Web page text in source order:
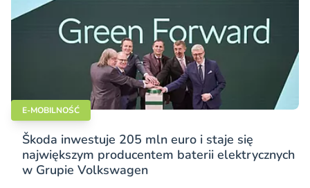
E-MOBILNOŚĆ
Škoda inwestuje 205 mln euro i staje się
największym producentem baterii elektrycznych
w Grupie Volkswagen